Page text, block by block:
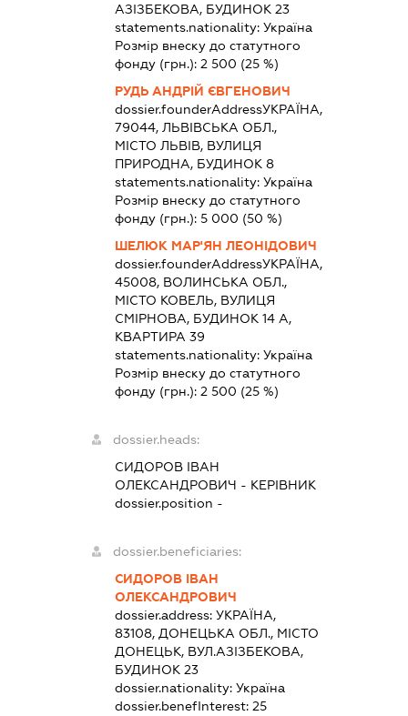
АЗІЗБЕКОВА, БУДИНОК 23
statements.nationality: Україна
Розмір внеску до статутного
фонду (грн.): 2 500 (25 %)
РУДЬ АНДРІЙ ЄВГЕНОВИЧ
dossier.founderAddressУКРАЇНА,
79044, ЛЬВІВСЬКА ОБЛ.,
МІСТО ЛЬВІВ, ВУЛИЦЯ
ПРИРОДНА, БУДИНОК 8
statements.nationality: Україна
Розмір внеску до статутного
фонду (грн.): 5 000 (50 %)
ШЕЛЮК МАР'ЯН ЛЕОНІДОВИЧ
dossier.founderAddressУКРАЇНА,
45008, ВОЛИНСЬКА ОБЛ.,
МІСТО КОВЕЛЬ, ВУЛИЦЯ
СМІРНОВА, БУДИНОК 14 А,
КВАРТИРА 39
statements.nationality: Україна
Розмір внеску до статутного
фонду (грн.): 2 500 (25 %)
dossier.heads:
СИДОРОВ ІВАН
ОЛЕКСАНДРОВИЧ - КЕРІВНИК
dossier.position -
dossier.beneficiaries:
СИДОРОВ ІВАН
ОЛЕКСАНДРОВИЧ
dossier.address: УКРАЇНА,
83108, ДОНЕЦЬКА ОБЛ., МІСТО
ДОНЕЦЬК, ВУЛ.АЗІЗБЕКОВА,
БУДИНОК 23
dossier.nationality: Україна
dossier.benefInterest: 25